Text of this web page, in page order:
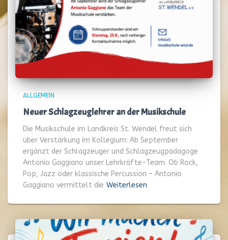
ALLGEMEIN
Neuer Schlagzeuglehrer an der Musikschule
Die Musikschule im Landkreis St. Wendel freut sich
über Verstärkung im Kollegium: Ab September
ergänzt der Schlagzeuger und Schlagzeugpädagoge
Antonio Gaggiano unser Lehrkräfte-Team. Ob Rock,
Pop, Jazz oder klassische Percussion – Antonio
Gaggiano vermittelt die Weiterlesen